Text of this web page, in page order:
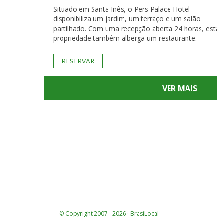
Situado em Santa Inês, o Pers Palace Hotel
disponibiliza um jardim, um terraço e um salão
partilhado. Com uma recepção aberta 24 horas,
propriedade também alberga um restaurante.
RESERVAR
VER MAIS
© Copyright 2007 - 2026 · BrasiLocal